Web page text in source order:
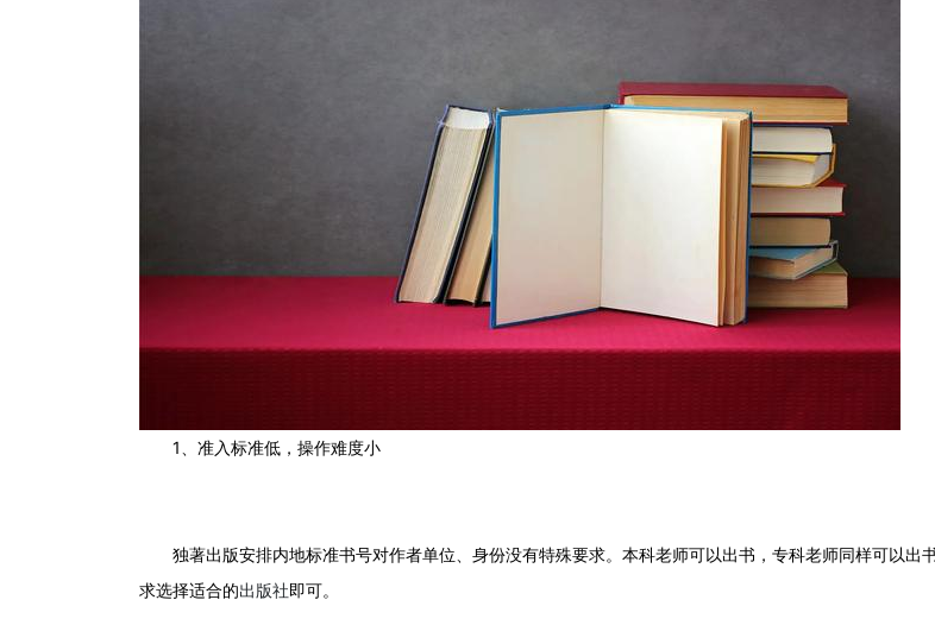
1 、准入标准低，操作难度小
独著出版安排内地标准书号对作者单位、身份没有特殊要求。本科老师可以出书，专科老师同样可以
求选择适合的出版社即可。